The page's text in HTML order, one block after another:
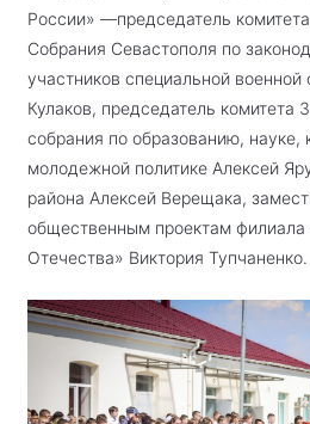
России» —председатель
Собрания Севастополя по
участников специальной
Кулаков, председатель комитета
собрания по образованию, науке,
молодежной политике Алексей
района Алексей Верещака,
общественным проектам
Отечества» Виктория Тупчаненко.